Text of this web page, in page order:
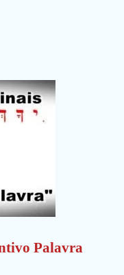
Palavra